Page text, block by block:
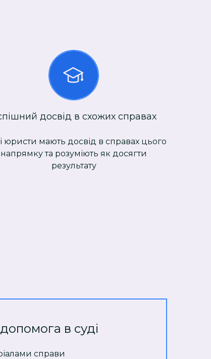
досвід в схожих справах
юристи мають досвід в справах цього
напрямку та розуміють як досягти
результату
в суді
справи